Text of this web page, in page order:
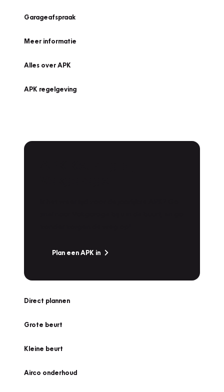
Garageafspraak
Meer informatie
Alles over APK
APK regelgeving
Plan een APK in
Direct plannen
Grote beurt
Kleine beurt
Airco onderhoud